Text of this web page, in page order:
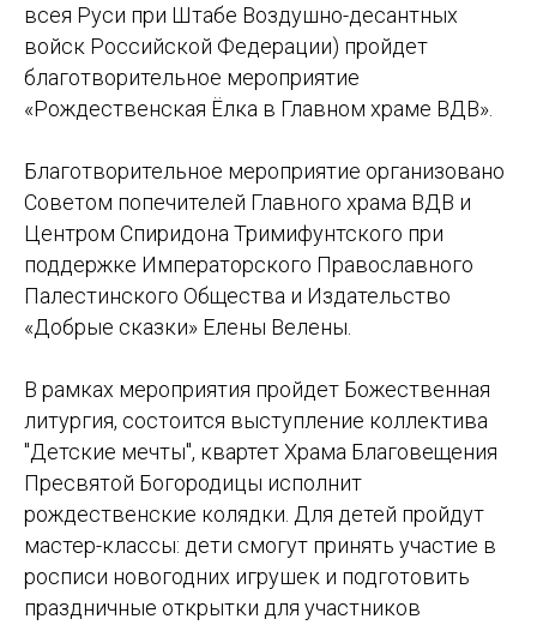
всея Руси при Штабе Воздушно-десантных
войск Российской Федерации) пройдет
благотворительное мероприятие
«Рождественская Ёлка в Главном храме ВДВ».
Благотворительное мероприятие организовано
Советом попечителей Главного храма ВДВ и
Центром Спиридона Тримифунтского при
поддержке Императорского Православного
Палестинского Общества и Издательство
«Добрые сказки» Елены Велены.
В рамках мероприятия пройдет Божественная
литургия, состоится выступление коллектива
"Детские мечты", квартет Храма Благовещения
Пресвятой Богородицы исполнит
рождественские колядки. Для детей пройдут
мастер-классы: дети смогут принять участие в
росписи новогодних игрушек и подготовить
праздничные открытки для участников